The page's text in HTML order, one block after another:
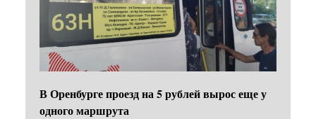
В Оренбурге проезд на 5 рублей вырос еще у
одного маршрута